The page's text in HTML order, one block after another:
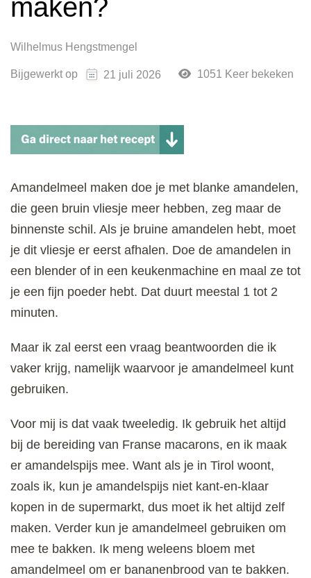
maken?
Wilhelmus Hengstmengel
Bijgewerkt op 21 juli 2026 1051 Keer bekeken
Amandelmeel maken doe je met blanke amandelen,
die geen bruin vliesje meer hebben, zeg maar de
binnenste schil. Als je bruine amandelen hebt, moet
je dit vliesje er eerst afhalen. Doe de amandelen in
een blender of in een keukenmachine en maal ze tot
je een fijn poeder hebt. Dat duurt meestal 1 tot 2
minuten.
Maar ik zal eerst een vraag beantwoorden die ik
vaker krijg, namelijk waarvoor je amandelmeel kunt
gebruiken.
Voor mij is dat vaak tweeledig. Ik gebruik het altijd
bij de bereiding van Franse macarons, en ik maak
er amandelspijs mee. Want als je in Tirol woont,
zoals ik, kun je amandelspijs niet kant-en-klaar
kopen in de supermarkt, dus moet ik het altijd zelf
maken. Verder kun je amandelmeel gebruiken om
mee te bakken. Ik meng weleens bloem met
amandelmeel om er bananenbrood van te bakken.